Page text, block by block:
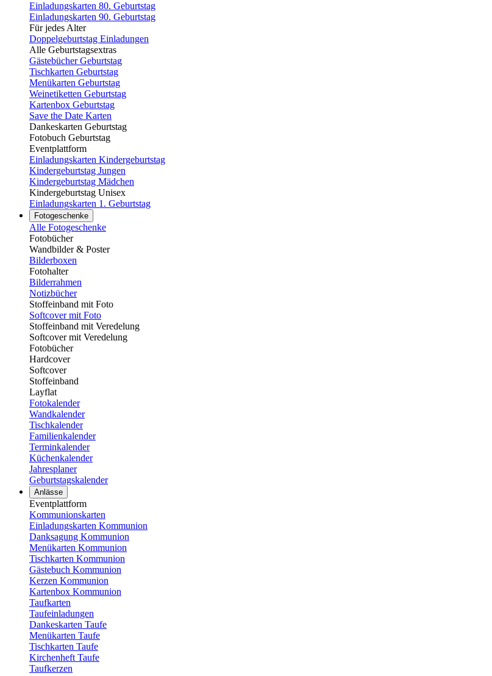
Einladungskarten 80. Geburtstag
Einladungskarten 90. Geburtstag
Für jedes Alter
Doppelgeburtstag Einladungen
Alle Geburtstagsextras
Gästebücher Geburtstag
Tischkarten Geburtstag
Menükarten Geburtstag
Weinetiketten Geburtstag
Kartenbox Geburtstag
Save the Date Karten
Dankeskarten Geburtstag
Fotobuch Geburtstag
Eventplattform
Einladungskarten Kindergeburtstag
Kindergeburtstag Jungen
Kindergeburtstag Mädchen
Kindergeburtstag Unisex
Einladungskarten 1. Geburtstag
Fotogeschenke
Alle Fotogeschenke
Fotobücher
Wandbilder & Poster
Bilderboxen
Fotohalter
Bilderrahmen
Notizbücher
Stoffeinband mit Foto
Softcover mit Foto
Stoffeinband mit Veredelung
Softcover mit Veredelung
Fotobücher
Hardcover
Softcover
Stoffeinband
Layflat
Fotokalender
Wandkalender
Tischkalender
Familienkalender
Terminkalender
Küchenkalender
Jahresplaner
Geburtstagskalender
Anlässe
Eventplattform
Kommunionskarten
Einladungskarten Kommunion
Danksagung Kommunion
Menükarten Kommunion
Tischkarten Kommunion
Gästebuch Kommunion
Kerzen Kommunion
Kartenbox Kommunion
Taufkarten
Taufeinladungen
Dankeskarten Taufe
Menükarten Taufe
Tischkarten Taufe
Kirchenheft Taufe
Taufkerzen